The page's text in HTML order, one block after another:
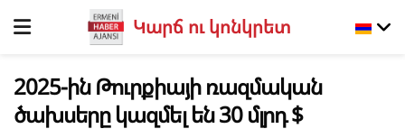
Կարճ ու կոնկրետ
2025-ին Թուրքիայի ռազմական
ծախսերը կազմել են 30 մլրդ $